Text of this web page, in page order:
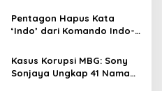
Pentagon Hapus Kata
‘Indo’ dari Komando Indo-
Kasus Korupsi MBG: Sony
Sonjaya Ungkap 41 Nama